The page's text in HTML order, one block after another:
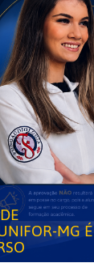
MG É